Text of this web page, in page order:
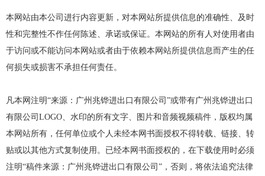
本网站由本公司进行内容更新，对本网站所提供信息的准确性、及时
性和完整性不作任何陈述、承诺或保证。本网站的所有人对使用者由
于访问或不能访问本网站或者由于依赖本网站所提供信息而产生的任
何损失或损害不承担任何责任。
凡本网注明“来源：广州兆铧进出口有限公司”或带有广州兆铧进出口
有限公司LOGO、水印的所有文字、图片和音频视频稿件，版权均属
本网站所有，任何单位或个人未经本网书面授权不得转载、链接、转
贴或以其他方式复制使用。已经本网书面授权的，在下载使用时必须
注明“稿件来源：广州兆铧进出口有限公司”，否则，将依法追究法律